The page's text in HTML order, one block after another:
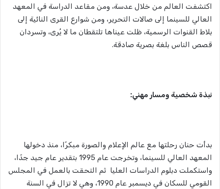
اكتشفت العالم من خلال عدسة، ومن مقاعد الدراسة في المعهد
العالي للسينما إلى صالات التحرير، ومن شوارع القرى النائية إلى
بلاط القنوات الرسمية، ظلت عيناها تلتقطان ما لا يُرى، وتسردان
قصص الناس بلغة بصرية صادقة.
نبذة شخصية ومسار مهني:
بدأت حنان رحلتها مع عالم الإعلام والصورة مبكرًا، منذ دخولها
المعهد العالي للسينما، وتخرجت عام 1995 بتقدير عام جيد جدًا،
واستكملت دبلوم الدراسات العليا ثم التحقت بالعمل في المجلس
القومي للسكان في ديسمبر عام 1990، وهي لا تزال في السنة